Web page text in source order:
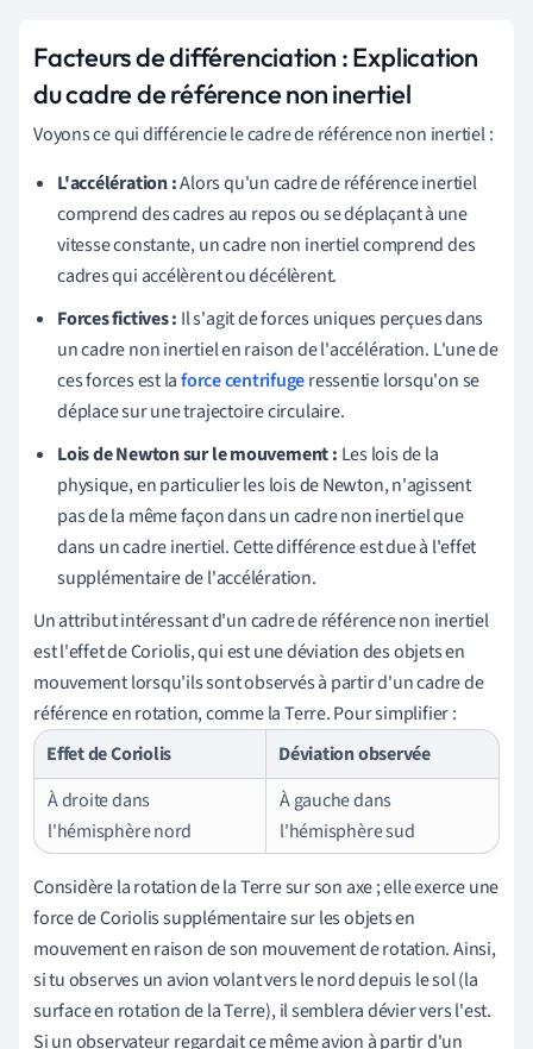
Facteurs de différenciation : Explication
du cadre de référence non inertiel
Voyons ce qui différencie le cadre de référence non inertiel :
L'accélération :Alors qu'un cadre de référence inertiel
comprend des cadres au repos ou se déplaçant à une
vitesse constante, un cadre non inertiel comprend des
cadres qui accélèrent ou décélèrent.
Forces fictives : Il s'agit de forces uniques perçues dans
un cadre non inertiel en raison de l'accélération. L'une de
ces forces est laforce centrifugeressentie lorsqu'on se
déplace sur une trajectoire circulaire.
Lois de Newton sur le mouvement : Les lois de la
physique, en particulier les lois de Newton, n'agissent
pas de la même façon dans un cadre non inertiel que
dans un cadre inertiel. Cette différence est due à l'effet
supplémentaire de l'accélération.
Un attribut intéressant d'un cadre de référence non inertiel
est l'effet de Coriolis, qui est une déviation des objets en
mouvement lorsqu'ils sont observés à partir d'un cadre de
référence en rotation, comme la Terre. Pour simplifier :
Effet de Coriolis
Déviation observée
À droite dans
l'hémisphère nord
À gauche dans
l'hémisphère sud
Considère la rotation de la Terre sur son axe ; elle exerce une
force de Coriolis supplémentaire sur les objets en
mouvement en raison de son mouvement de rotation. Ainsi,
si tu observes un avion volant vers le nord depuis le sol (la
surface en rotation de la Terre), il semblera dévier vers l'est.
Si un observateur regardait ce même avion à partir d'un